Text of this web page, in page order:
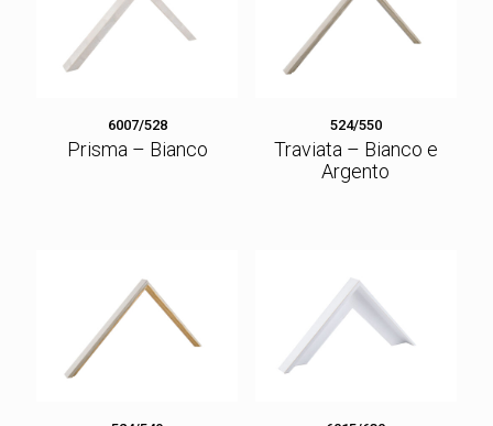
6007/528
Prisma – Bianco
524/550
Traviata – Bianco e
Argento